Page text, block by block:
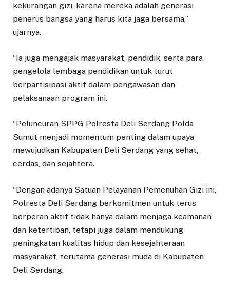
kekurangan gizi, karena mereka adalah generasi
penerus bangsa yang harus kita jaga bersama,”
ujarnya.
“Ia juga mengajak masyarakat, pendidik, serta para
pengelola lembaga pendidikan untuk turut
berpartisipasi aktif dalam pengawasan dan
pelaksanaan program ini.
“Peluncuran SPPG Polresta Deli Serdang Polda
Sumut menjadi momentum penting dalam upaya
mewujudkan Kabupaten Deli Serdang yang sehat,
cerdas, dan sejahtera.
“Dengan adanya Satuan Pelayanan Pemenuhan Gizi ini,
Polresta Deli Serdang berkomitmen untuk terus
berperan aktif tidak hanya dalam menjaga keamanan
dan ketertiban, tetapi juga dalam mendukung
peningkatan kualitas hidup dan kesejahteraan
masyarakat, terutama generasi muda di Kabupaten
Deli Serdang.